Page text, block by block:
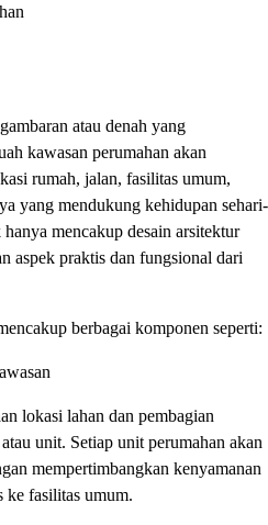
atau denah yang
kawasan perumahan akan
rumah, jalan, fasilitas umum,
yang mendukung kehidupan sehari-
mencakup desain arsitektur
aspek praktis dan fungsional dari
berbagai komponen seperti:
lokasi lahan dan pembagian
unit. Setiap unit perumahan akan
mempertimbangkan kenyamanan
ke fasilitas umum.